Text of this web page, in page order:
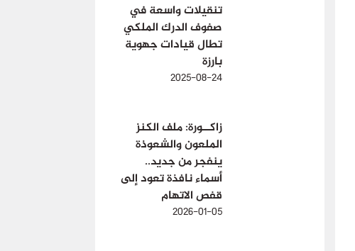
تنقيلات واسعة في
صفوف الدرك الملكي
تطال قيادات جهوية
بارزة
2025-08-24
زاكــورة: ملف الكنز
الملعون والشعوذة
ينفجر من جديد..
أسماء نافذة تعود إلى
قفص الاتهام
2026-01-05